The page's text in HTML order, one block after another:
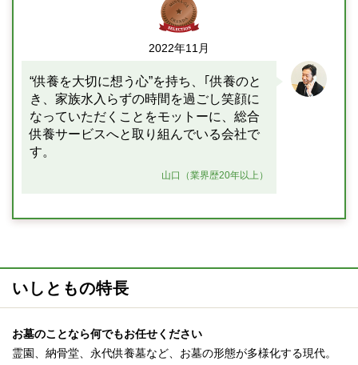
2022年11月
“供養を大切に想う心”を持ち、｢供養のと
き、家族水入らずの時間を過ごし笑顔に
なっていただくことをモットーに、総合
供養サービスへと取り組んでいる会社で
す。
山口（業界歴20年以上）
いしともの特長
お墓のことなら何でもお任せください
霊園、納骨堂、永代供養墓など、お墓の形態が多様化する現代。